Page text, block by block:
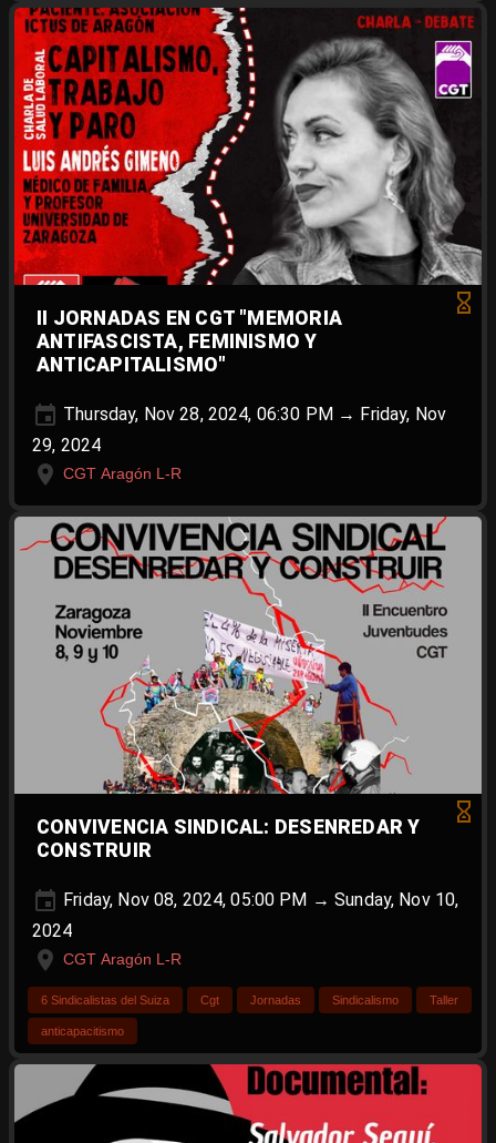
II JORNADAS EN CGT "MEMORIA
ANTIFASCISTA, FEMINISMO Y
ANTICAPITALISMO"
Thursday, Nov 28, 2024, 06:30 PM → Friday, Nov
29, 2024
CGT Aragón L-R
CONVIVENCIA SINDICAL: DESENREDAR Y
CONSTRUIR
Friday, Nov 08, 2024, 05:00 PM → Sunday, Nov 10,
2024
CGT Aragón L-R
6 Sindicalistas del Suiza Cgt Jornadas Sindicalismo Taller
anticapacitismo